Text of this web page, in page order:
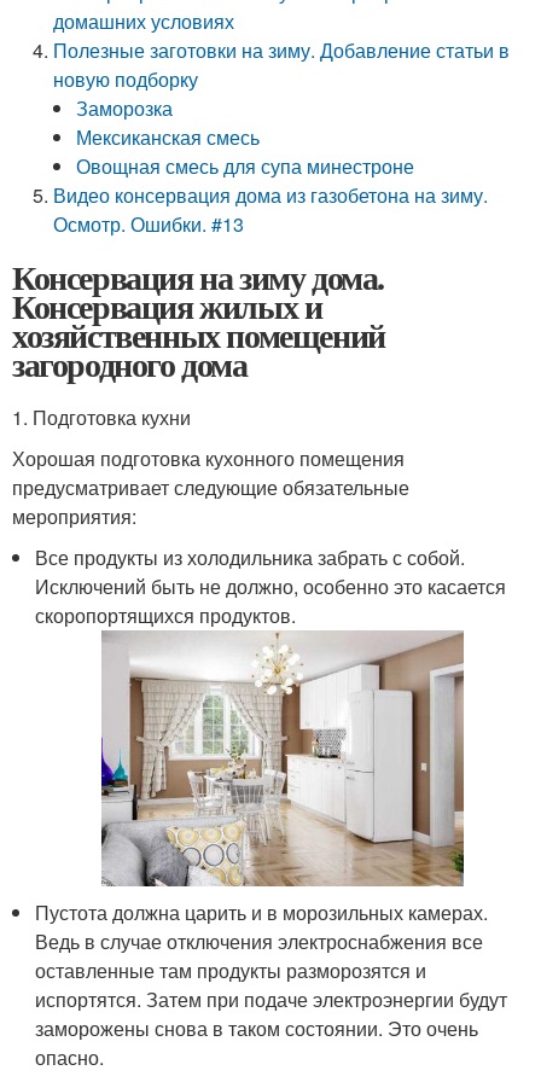
домашних условиях
Полезные заготовки на зиму. Добавление статьи в
новую подборку
Заморозка
Мексиканская смесь
Овощная смесь для супа минестроне
Видео консервация дома из газобетона на зиму.
Осмотр. Ошибки. #13
Консервация на зиму дома.
Консервация жилых и
хозяйственных помещений
загородного дома
1. Подготовка кухни
Хорошая подготовка кухонного помещения
предусматривает следующие обязательные
мероприятия:
Все продукты из холодильника забрать с собой.
Исключений быть не должно, особенно это касается
скоропортящихся продуктов.
Пустота должна царить и в морозильных камерах.
Ведь в случае отключения электроснабжения все
оставленные там продукты разморозятся и
испортятся. Затем при подаче электроэнергии будут
заморожены снова в таком состоянии. Это очень
опасно.